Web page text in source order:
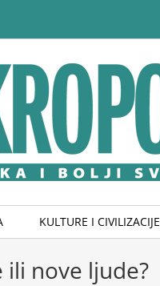
KULTURE I CIVILIZACIJE
nove ljude?